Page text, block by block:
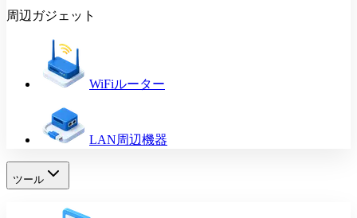
周辺ガジェット
WiFiルーター
LAN周辺機器
ツール